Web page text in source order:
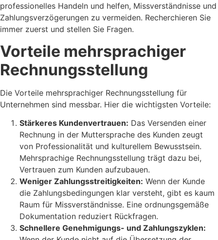
professionelles Handeln und helfen, Missverständnisse und
Zahlungsverzögerungen zu vermeiden. Recherchieren Sie
immer zuerst und stellen Sie Fragen.
Vorteile mehrsprachiger
Rechnungsstellung
Die Vorteile mehrsprachiger Rechnungsstellung für
Unternehmen sind messbar. Hier die wichtigsten Vorteile:
Stärkeres Kundenvertrauen: Das Versenden einer
Rechnung in der Muttersprache des Kunden zeugt
von Professionalität und kulturellem Bewusstsein.
Mehrsprachige Rechnungsstellung trägt dazu bei,
Vertrauen zum Kunden aufzubauen.
Weniger Zahlungsstreitigkeiten: Wenn der Kunde
die Zahlungsbedingungen klar versteht, gibt es kaum
Raum für Missverständnisse. Eine ordnungsgemäße
Dokumentation reduziert Rückfragen.
Schnellere Genehmigungs- und Zahlungszyklen: